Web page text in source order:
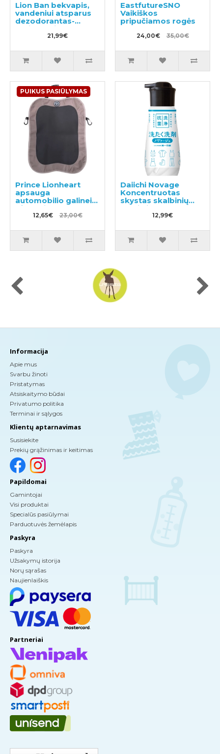
Lion Ban bekvapis,
vandeniui atsparus
dezodorantas-
antiperspirantas
21,99€
EastfutureSNO
Vaikiškos
pripučiamos rogės
24,00€ 35,00€
PUIKUS PASIŪLYMAS
Prince Lionheart
apsauga
automobilio galinei
sėdynei
12,65€ 23,00€
Daiichi Novage
Koncentruotas
skystas skalbinių
ploviklis 300ml
12,99€
Informacija
Apie mus
Svarbu žinoti
Pristatymas
Atsiskaitymo būdai
Privatumo politika
Terminai ir sąlygos
Klientų aptarnavimas
Susisiekite
Prekių grąžinimas ir keitimas
Papildomai
Gamintojai
Visi produktai
Specialūs pasiūlymai
Parduotuvės žemėlapis
Paskyra
Paskyra
Užsakymų istorija
Norų sąrašas
Naujienlaiškis
Partneriai